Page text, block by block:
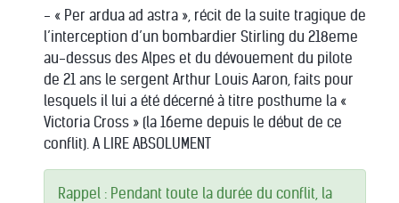
- « Per ardua ad astra », récit de la suite tragique de
l’interception d’un bombardier Stirling du 218eme
au-dessus des Alpes et du dévouement du pilote
de 21 ans le sergent Arthur Louis Aaron, faits pour
lesquels il lui a été décerné à titre posthume la «
Victoria Cross » (la 16eme depuis le début de ce
conflit). A LIRE ABSOLUMENT
Rappel : Pendant toute la durée du conflit, la